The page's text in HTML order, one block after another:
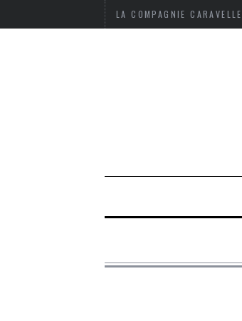
LA COMPAGNIE CARAVELLE